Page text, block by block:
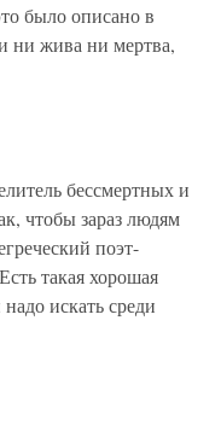
было описано в
ни жива ни мертва,
бессмертных и
чтобы зараз людям
поэт-
такая хорошая
искать среди